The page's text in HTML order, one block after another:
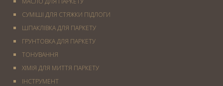
СУМІШІ ДЛЯ СТЯЖКИ ПІДЛОГИ
ШПАКЛІВКА ДЛЯ ПАРКЕТУ
ГРУНТОВКА ДЛЯ ПАРКЕТУ
ТОНУВАННЯ
ХІМІЯ ДЛЯ МИТТЯ ПАРКЕТУ
IНСТРУМЕНТ